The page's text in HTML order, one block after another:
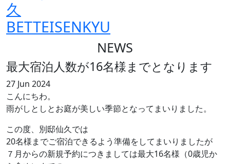
NEWS
最大宿泊人数が16名様までとなります
27 Jun 2024
こんにちわ。
雨がしとしとお庭が美しい季節となってまいりました。
この度、別邸仙久では
20名様までご宿泊できるよう準備をしてまいりましたが
７月からの新規予約につきましては最大16名様（0歳児か